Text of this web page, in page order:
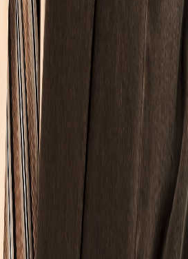
Grid)
Mario Boulianne